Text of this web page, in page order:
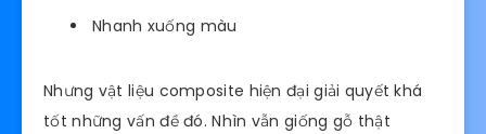
Nhanh xuống màu
Nhưng vật liệu composite hiện đại giải quyết khá
tốt những vấn đề đó. Nhìn vẫn giống gỗ thật